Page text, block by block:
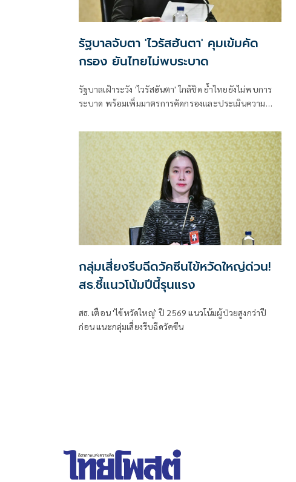
รัฐบาลจับตา 'ไวรัสฮันตา' คุมเข้มคัด
กรอง ยันไทยไม่พบระบาด
รัฐบาลเฝ้าระวัง 'ไวรัสฮันตา' ใกล้ชิด ย้ำไทยยังไม่พบการ
ระบาด พร้อมเพิ่มมาตรการคัดกรองและประเมินความ
กลุ่มเสี่ยงรีบฉีดวัคซีนไข้หวัดใหญ่ด่วน!
สธ.ชี้แนวโน้มปีนี้รุนแรง
สธ. เตือน 'ไข้หวัดใหญ่' ปี 2569 แนวโน้มผู้ป่วยสูงกว่าปี
ก่อน แนะกลุ่มเสี่ยงรีบฉีดวัคซีน